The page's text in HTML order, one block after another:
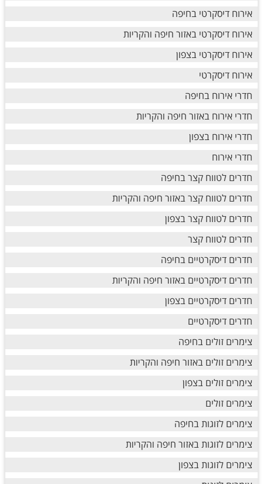
אירוח דיסקרטי בחיפה
אירוח דיסקרטי באזור חיפה והקריות
אירוח דיסקרטי בצפון
אירוח דיסקרטי
חדרי אירוח בחיפה
חדרי אירוח באזור חיפה והקריות
חדרי אירוח בצפון
חדרי אירוח
חדרים לטווח קצר בחיפה
חדרים לטווח קצר באזור חיפה והקריות
חדרים לטווח קצר בצפון
חדרים לטווח קצר
חדרים דיסקרטיים בחיפה
חדרים דיסקרטיים באזור חיפה והקריות
חדרים דיסקרטיים בצפון
חדרים דיסקרטיים
צימרים זולים בחיפה
צימרים זולים באזור חיפה והקריות
צימרים זולים בצפון
צימרים זולים
צימרים לזוגות בחיפה
צימרים לזוגות באזור חיפה והקריות
צימרים לזוגות בצפון